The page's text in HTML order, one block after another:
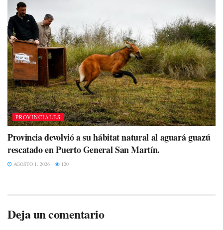
PROVINCIALES
Provincia devolvió a su hábitat natural al aguará guazú
rescatado en Puerto General San Martín.
AGOSTO 1, 2026 120
Deja un comentario